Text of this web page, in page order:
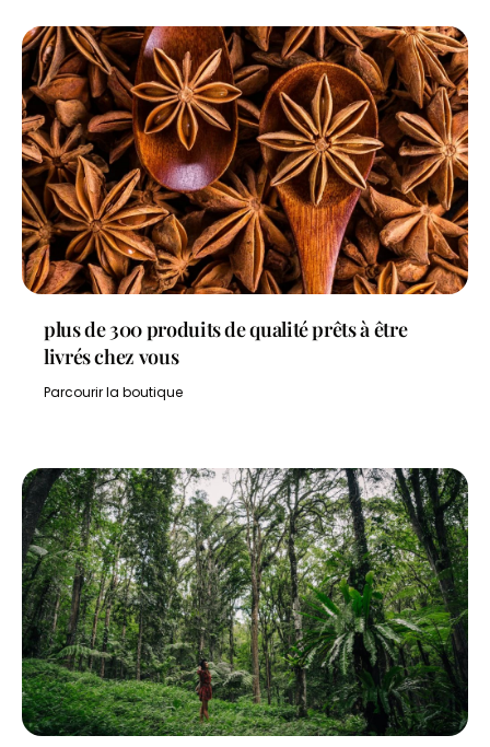
plus de 300 produits de qualité prêts à être
livrés chez vous
Parcourir la boutique